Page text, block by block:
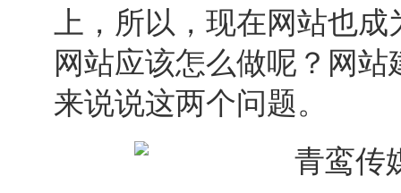
上，所以，现在网站也
网站应该怎么做呢？ 网站
来说说这两个问题。